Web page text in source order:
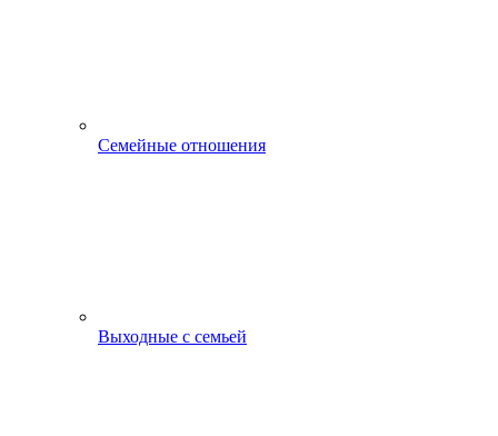
Семейные отношения
Выходные с семьей